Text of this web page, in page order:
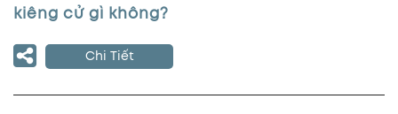
kiêng cử gì không?
Chi Tiết